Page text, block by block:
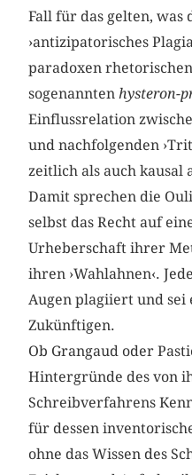
Fall für das gelten, was
›antizipatorisches
paradoxen
sogenannten hysteron-
Einflussrelation
und nachfolgenden
zeitlich als auch kausal
Damit sprechen die
selbst das Recht auf
Urheberschaft ihrer
ihren ›Wahlahnen‹.
Augen plagiiert und sei
Zukünftigen.
Ob Grangaud oder
Hintergründe des von
Schreibverfahrens
für dessen
ohne das Wissen des